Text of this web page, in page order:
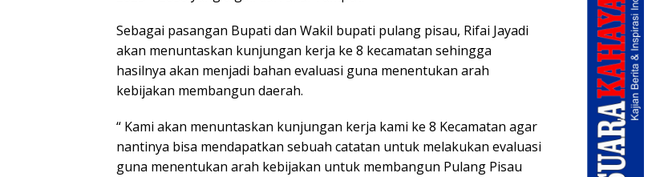
Sebagai pasangan Bupati dan Wakil bupati pulang pisau, Rifai Jayadi
akan menuntaskan kunjungan kerja ke 8 kecamatan sehingga
hasilnya akan menjadi bahan evaluasi guna menentukan arah
kebijakan membangun daerah.
“ Kami akan menuntaskan kunjungan kerja kami ke 8 Kecamatan agar
nantinya bisa mendapatkan sebuah catatan untuk melakukan evaluasi
guna menentukan arah kebijakan untuk membangun Pulang Pisau